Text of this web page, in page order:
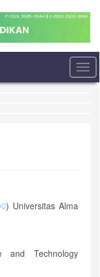
) Universitas Alma
and Technology